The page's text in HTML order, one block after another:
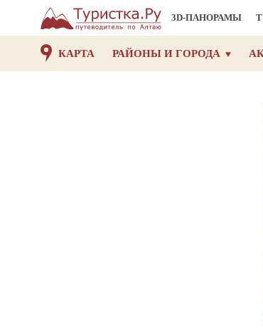
3D-ПАНОРАМЫ
КАРТА РАЙОНЫ И ГОРОДА